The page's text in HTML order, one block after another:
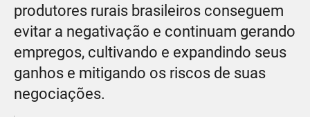
produtores rurais brasileiros conseguem
evitar a negativação e continuam gerando
empregos, cultivando e expandindo seus
ganhos e mitigando os riscos de suas
negociações.